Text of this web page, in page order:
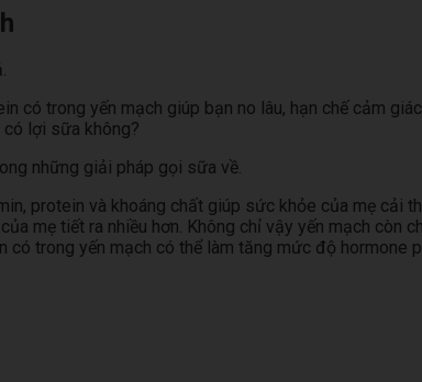
có trong yến mạch giúp bạn no lâu, hạn chế cảm
có lợi sữa không?
những giải pháp gọi sữa về.
protein và khoáng chất giúp sức khỏe của mẹ
mẹ tiết ra nhiều hơn. Không chỉ vậy yến mạch còn
có trong yến mạch có thể làm tăng mức độ